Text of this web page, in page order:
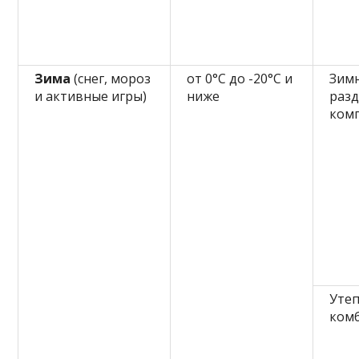
Зима (снег, мороз
и активные игры)
от 0°C до -20°C и
ниже